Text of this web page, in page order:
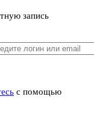
запись
с помощью